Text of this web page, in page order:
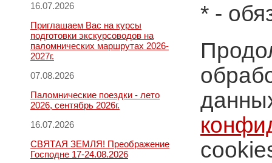
16.07.2026
Приглашаем Вас на курсы
подготовки экскурсоводов на
паломнических маршрутах 2026-
2027г.
07.08.2026
Паломнические поездки - лето
2026, сентябрь 2026г.
16.07.2026
СВЯТАЯ ЗЕМЛЯ! Преображение
Господне 17-24.08.2026
* -